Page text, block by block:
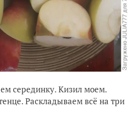
серединку. Кизил моем.
Раскладываем всё на три